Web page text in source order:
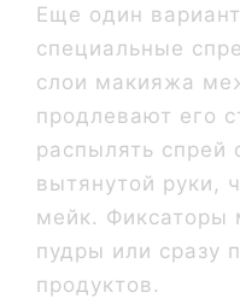
Еще один
специальные
слои макияжа
продлевают его
распылять спрей
вытянутой руки,
мейк. Фиксаторы
пудры или сразу
продуктов.